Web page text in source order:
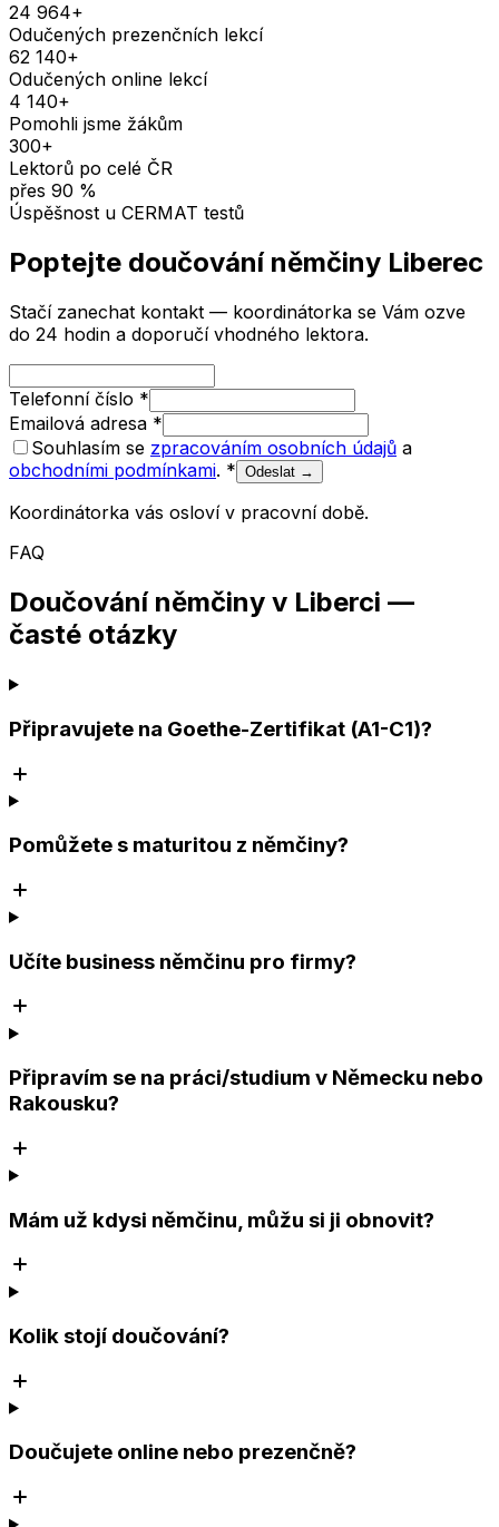
24 964+
Odučených prezenčních lekcí
62 140+
Odučených online lekcí
4 140+
Pomohli jsme žákům
300+
Lektorů po celé ČR
přes 90 %
Úspěšnost u CERMAT testů
Poptejte doučování němčiny Liberec
Stačí zanechat kontakt — koordinátorka se Vám ozve
do 24 hodin a doporučí vhodného lektora.
Telefonní číslo *
Emailová adresa *
Souhlasím se zpracováním osobních údajů a
obchodními podmínkami. * Odeslat →
Koordinátorka vás osloví v pracovní době.
FAQ
Doučování němčiny v Liberci —
časté otázky
Připravujete na Goethe-Zertifikat (A1-C1)?
Pomůžete s maturitou z němčiny?
Učíte business němčinu pro firmy?
Připravím se na práci/studium v Německu nebo
Rakousku?
Mám už kdysi němčinu, můžu si ji obnovit?
Kolik stojí doučování?
Doučujete online nebo prezenčně?